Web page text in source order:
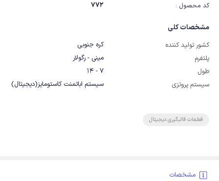
کد محصول :
772
مشخصات کلی
کشور تولید کننده
کره جنوبی
پلتفرم
مینی - رگولار
طول
7 - 14
سیستم پروتزی
سیستم اباتمنت کاستومایز(دیجیتال)
قطعات قالبگیری دیجیتال
مشخصات